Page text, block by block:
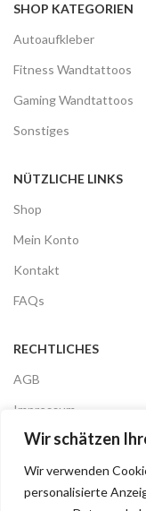
Wir schätzen
Wir verwenden
personalisierte
SHOP KATEGORIEN
Autoaufkleber
Fitness Wandtattoos
Gaming Wandtattoos
Sonstiges
NÜTZLICHE LINKS
Shop
Mein Konto
Kontakt
FAQs
RECHTLICHES
AGB
Impressum
Datenschutz
Versandinformationen
Widerrufsrecht